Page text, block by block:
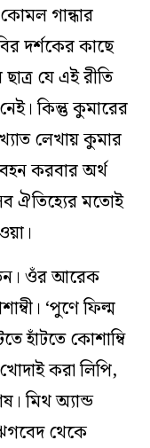
কোমল গান্ধার
দর্শকের কাছে
ছাত্র যে এই রীতি
কিন্তু কুমারের
লেখায় কুমার
করবার অর্থ
ঐতিহ্যের মতোই
ওঁর আরেক
‘পুণে ফিল্ম
হাঁটতে কোশাম্বি
করা লিপি,
মিথ অ্যান্ড
থেকে